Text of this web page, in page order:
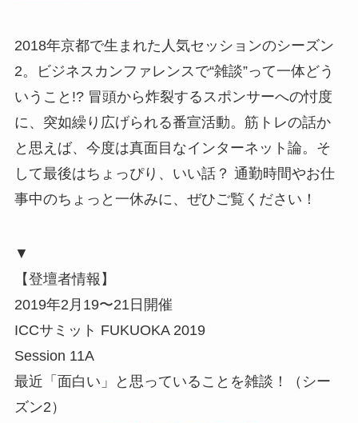
2018年京都で生まれた人気セッションのシーズン
2。ビジネスカンファレンスで“雑談”って一体どう
いうこと!? 冒頭から炸裂するスポンサーへの忖度
に、突如繰り広げられる番宣活動。筋トレの話か
と思えば、今度は真面目なインターネット論。そ
して最後はちょっぴり、いい話？ 通勤時間やお仕
事中のちょっと一休みに、ぜひご覧ください！
▼
【登壇者情報】
2019年2月19〜21日開催
ICCサミット FUKUOKA 2019
Session 11A
最近「面白い」と思っていることを雑談！（シー
ズン2）